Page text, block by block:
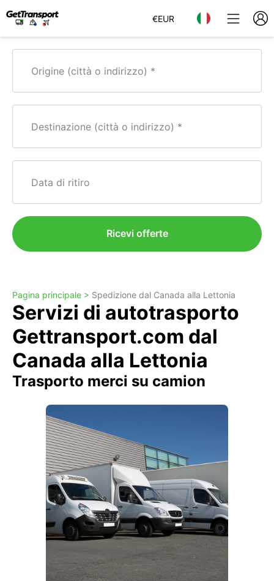
€EUR
Origine (città o indirizzo)
Destinazione (città o indirizzo)
Data di ritiro
Ricevi offerte
Pagina principale > Spedizione dal Canada alla Lettonia
Servizi di autotrasporto
Gettransport.com dal
Canada alla Lettonia
Trasporto merci su camion